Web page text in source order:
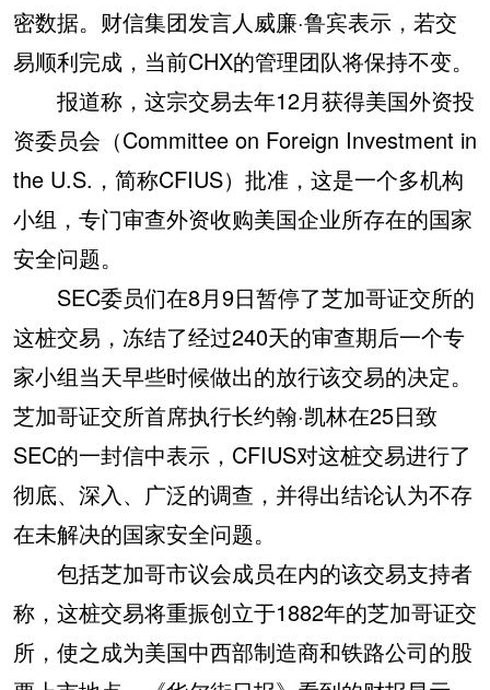
密数据。财信集团发言人威廉·鲁宾表示，若交
易顺利完成，当前CHX的管理团队将保持不变。
报道称，这宗交易去年12月获得美国外资投
资委员会（Committee on Foreign Investment in
the U.S.，简称CFIUS）批准，这是一个多机构
小组，专门审查外资收购美国企业所存在的国家
安全问题。
SEC委员们在8月9日暂停了芝加哥证交所的
这桩交易，冻结了经过240天的审查期后一个专
家小组当天早些时候做出的放行该交易的决定。
芝加哥证交所首席执行长约翰·凯林在25日致
SEC的一封信中表示，CFIUS对这桩交易进行了
彻底、深入、广泛的调查，并得出结论认为不存
在未解决的国家安全问题。
包括芝加哥市议会成员在内的该交易支持者
称，这桩交易将重振创立于1882年的芝加哥证交
所，使之成为美国中西部制造商和铁路公司的股